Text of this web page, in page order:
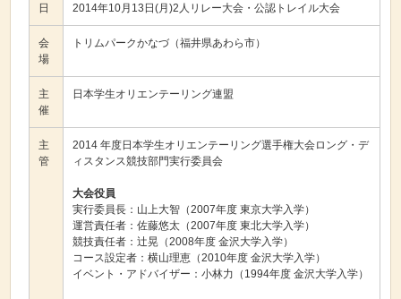
日
2014年10月13日(月)2人リレー大会・公認トレイル大会
会
場
トリムパークかなづ（福井県あわら市）
主
催
日本学生オリエンテーリング連盟
主
管
2014 年度日本学生オリエンテーリング選手権大会ロング・デ
ィスタンス競技部門実行委員会
大会役員
実行委員長：山上大智（2007年度 東京大学入学）
運営責任者：佐藤悠太（2007年度 東北大学入学）
競技責任者：辻晃（2008年度 金沢大学入学）
コース設定者：横山理恵（2010年度 金沢大学入学）
イベント・アドバイザー：小林力（1994年度 金沢大学入学）